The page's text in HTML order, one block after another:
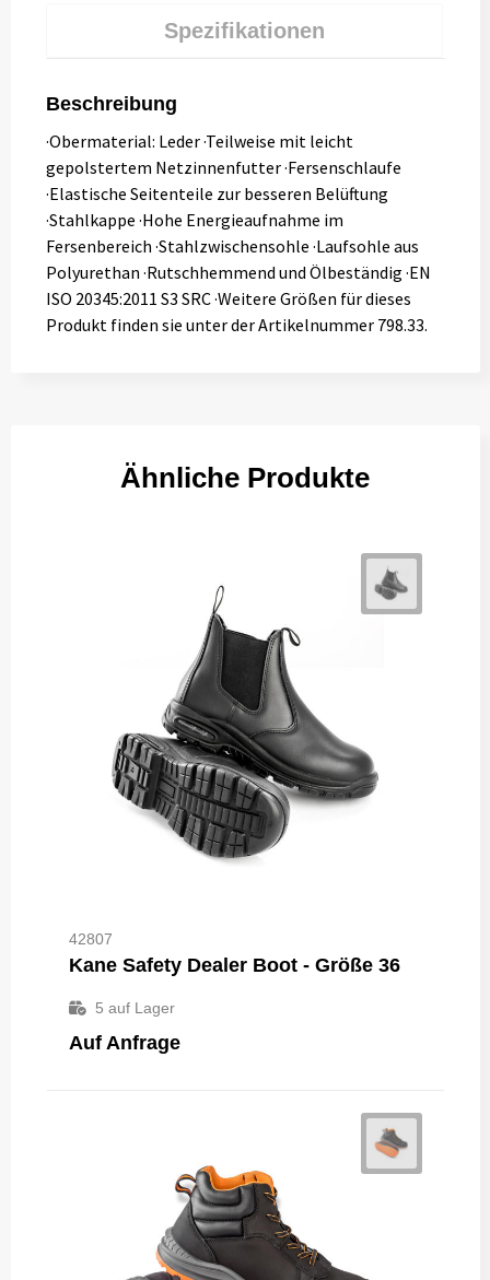
Spezifikationen
Beschreibung
·Obermaterial: Leder ·Teilweise mit leicht
gepolstertem Netzinnenfutter ·Fersenschlaufe
·Elastische Seitenteile zur besseren Belüftung
·Stahlkappe ·Hohe Energieaufnahme im
Fersenbereich ·Stahlzwischensohle ·Laufsohle aus
Polyurethan ·Rutschhemmend und Ölbeständig ·EN
ISO 20345:2011 S3 SRC ·Weitere Größen für dieses
Produkt finden sie unter der Artikelnummer 798.33.
Ähnliche Produkte
42807
Kane Safety Dealer Boot - Größe 36
5 auf Lager
Auf Anfrage